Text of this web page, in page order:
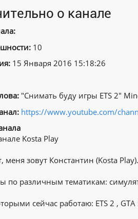
о канале
10
15 Января 2016 15:18:26
″Снимать буду игры ETS 2″
https://www.youtube.com/
Kosta Play
меня зовут Константин (Kosta Play).
по различным тематикам:
сейчас работаю: ETS 2 ,